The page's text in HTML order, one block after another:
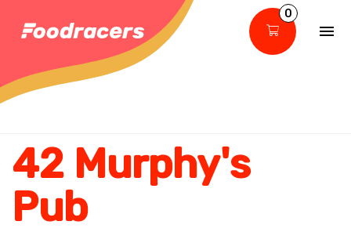
0
42 Murphy's
Pub